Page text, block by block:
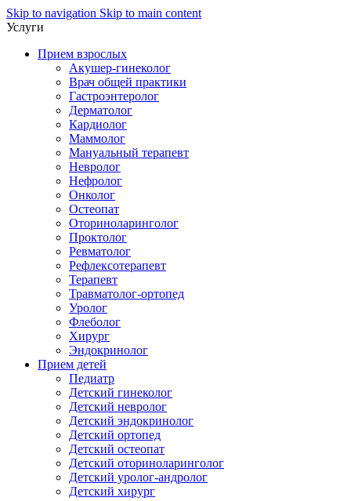
Skip to navigation Skip to main content
Услуги
Прием взрослых
Акушер-гинеколог
Врач общей практики
Гастроэнтеролог
Дерматолог
Кардиолог
Маммолог
Мануальный терапевт
Невролог
Нефролог
Онколог
Остеопат
Оториноларинголог
Проктолог
Ревматолог
Рефлексотерапевт
Терапевт
Травматолог-ортопед
Уролог
Флеболог
Хирург
Эндокринолог
Прием детей
Педиатр
Детский гинеколог
Детский невролог
Детский эндокринолог
Детский ортопед
Детский остеопат
Детский оториноларинголог
Детский уролог-андролог
Детский хирург